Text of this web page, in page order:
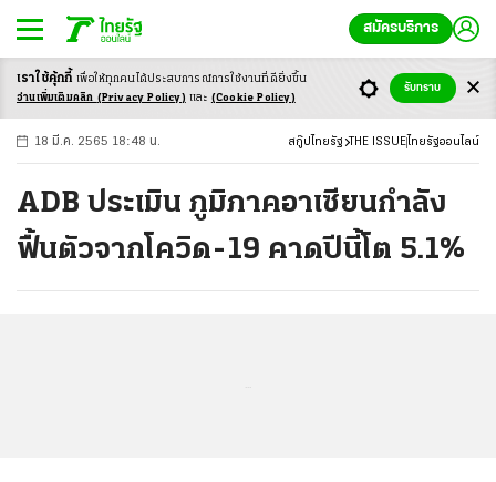
สมัครบริการ
-ก ก ก+
18 มี.ค. 2565 18:48 น. สกู๊ปไทยรัฐ THE ISSUEไทยรัฐออนไลน์
ADB ประเมิน ภูมิภาคอาเซียนกำลัง
ฟื้นตัวจากโควิด-19 คาดปีนี้โต 5.1%
เราใช้คุ้กกี้ เพื่อให้ทุกคนได้ประสบการณ์การใช้งานที่ดียิ่งขึ้น
อ่านเพิ่มเติมคลิก (Privacy Policy) และ (Cookie Policy)
รับทราบ